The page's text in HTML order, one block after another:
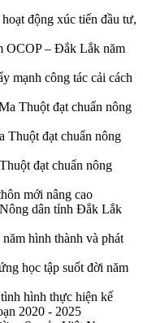
động xúc tiến đầu tư,
OCOP – Đắk Lắk năm
mạnh công tác cải cách
Thuột đạt chuẩn nông
Thuột đạt chuẩn nông
đạt chuẩn nông
mới nâng cao
dân tỉnh Đắk Lắk
hình thành và phát
học tập suốt đời năm
hình thực hiện kế
2020 - 2025